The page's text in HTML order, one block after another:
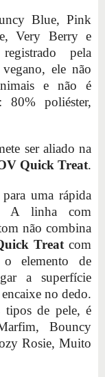
Blue, Pink
Very Berry e
pela
ele não
e não é
80% poliéster,
ser aliado na
Quick Treat.
uma rápida
A linha com
não combina
Treat com
o elemento de
a superfície
no dedo.
tipos de pele, é
Bouncy
Rosie, Muito